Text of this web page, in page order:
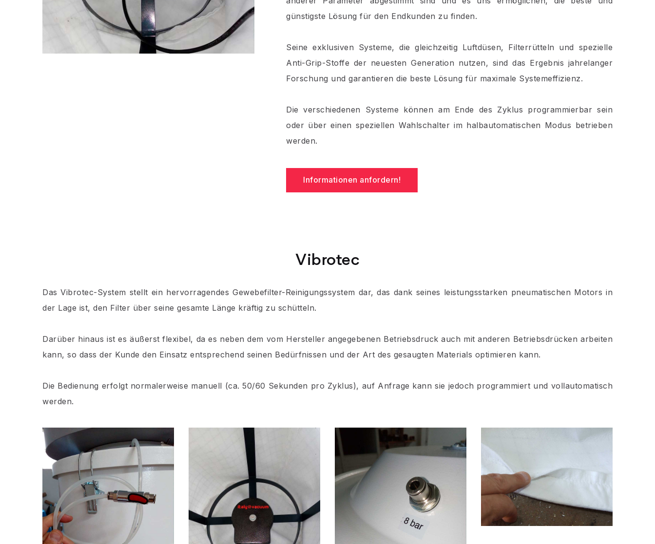
günstigste Lösung für den Endkunden zu finden.
Seine exklusiven Systeme, die gleichzeitig Luftdüsen, Filterrütteln und spezielle
Anti-Grip-Stoffe der neuesten Generation nutzen, sind das Ergebnis jahrelanger
Forschung und garantieren die beste Lösung für maximale Systemeffizienz.
Die verschiedenen Systeme können am Ende des Zyklus programmierbar sein
oder über einen speziellen Wahlschalter im halbautomatischen Modus betrieben
werden.
Informationen anfordern!
Vibrotec
Das Vibrotec-System stellt ein hervorragendes Gewebefilter-Reinigungssystem dar, das dank seines leistungsstarken pneumatischen Motors in
der Lage ist, den Filter über seine gesamte Länge kräftig zu schütteln.
Darüber hinaus ist es äußerst flexibel, da es neben dem vom Hersteller angegebenen Betriebsdruck auch mit anderen Betriebsdrücken arbeiten
kann, so dass der Kunde den Einsatz entsprechend seinen Bedürfnissen und der Art des gesaugten Materials optimieren kann.
Die Bedienung erfolgt normalerweise manuell (ca. 50/60 Sekunden pro Zyklus), auf Anfrage kann sie jedoch programmiert und vollautomatisch
werden.